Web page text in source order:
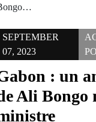
SEPTEMBER
07, 2023
: un
Ali Bongo